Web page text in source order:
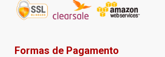
Formas de Pagamento